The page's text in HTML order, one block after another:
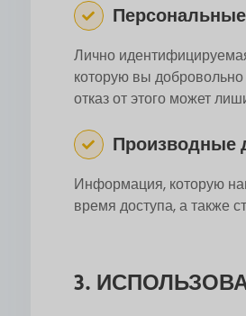
Лично
которую вы
отказ от этого может
Производные
Информация, которую
время доступа, а также
3.